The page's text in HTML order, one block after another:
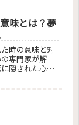
す。また、夢
ィブなメッセ
の改善や心理
を探ります。
に関する夢の
生活での不安
味とは？夢
た時の意味と対
専門家が解
隠された心理